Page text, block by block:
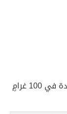
يُبيّن الجدول الآتي العناصر الغذائية الموجودة في 100 غرامٍ